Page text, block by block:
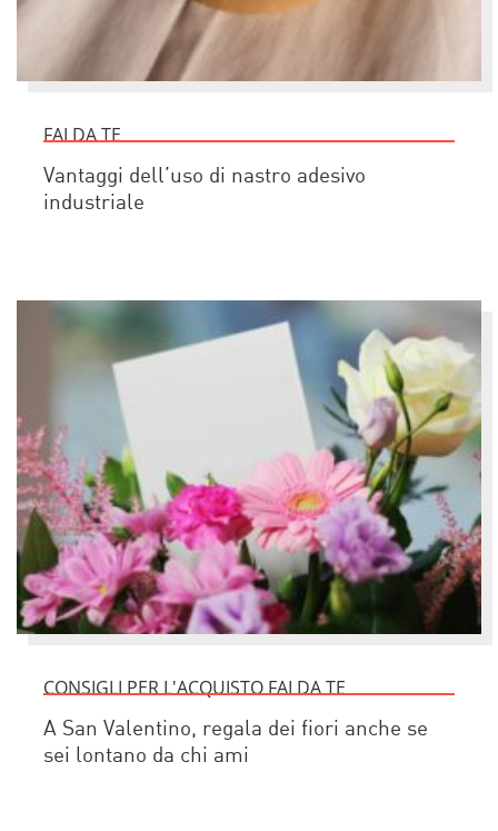
FAI DA TE
Vantaggi dell’uso di nastro adesivo
industriale
CONSIGLI PER L'ACQUISTO FAI DA TE
A San Valentino, regala dei fiori anche se
sei lontano da chi ami